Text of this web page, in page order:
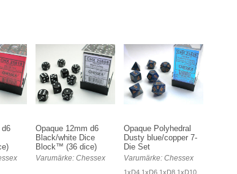
d6
Opaque 12mm d6
Black/white Dice
Block™ (36 dice)
Varumärke: Chessex
Opaque Polyhedral
Dusty blue/copper 7-
Die Set
Varumärke: Chessex
1xD4 1xD6 1xD8 1xD10